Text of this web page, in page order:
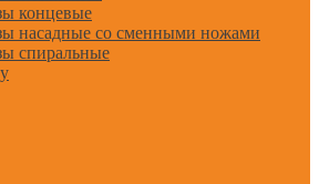
концевые
насадные со сменными ножами
спиральные